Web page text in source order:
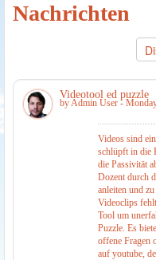
a
ht
e
n
Nachrichten
Videotool ed puzzle
byAdmin User -
Videos sind
schlüpft in die
die Passivität
Dozent durch
anleiten und
Videoclips
Tool um
Puzzle. Es
offene Fragen
auf youtube,